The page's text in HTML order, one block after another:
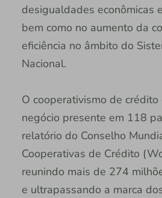
desigualdades econômicas
bem como no aumento da
eficiência no âmbito do
Nacional.
O cooperativismo de
negócio presente em 118
relatório do Conselho
Cooperativas de Crédito
reunindo mais de 274
e ultrapassando a marca